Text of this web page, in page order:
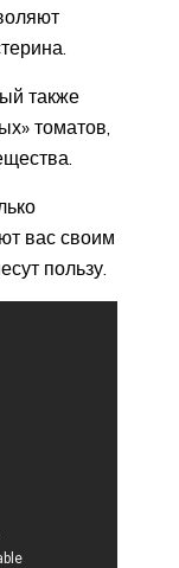
также
томатов,
вас своим
пользу.